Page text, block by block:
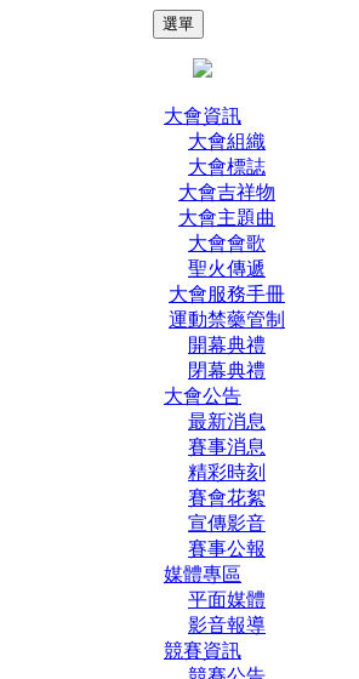
選單
大會資訊
大會組織
大會標誌
大會吉祥物
大會主題曲
大會會歌
聖火傳遞
大會服務手冊
運動禁藥管制
開幕典禮
閉幕典禮
大會公告
最新消息
賽事消息
精彩時刻
賽會花絮
宣傳影音
賽事公報
媒體專區
平面媒體
影音報導
競賽資訊